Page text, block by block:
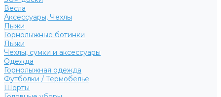
Весла
Аксессуары, Чехлы
Лыжи
Горнолыжные ботинки
Лыжи
Чехлы, сумки и аксессуары
Одежда
Горнолыжная одежда
Футболки / Термобелье
Шорты